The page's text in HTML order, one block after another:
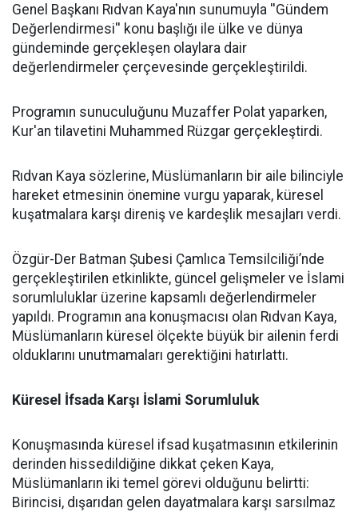
Genel Başkanı Rıdvan Kaya'nın sunumuyla ''Gündem
Değerlendirmesi'' konu başlığı ile ülke ve dünya
gündeminde gerçekleşen olaylara dair
değerlendirmeler çerçevesinde gerçekleştirildi.
Programın sunuculuğunu Muzaffer Polat yaparken,
Kur'an tilavetini Muhammed Rüzgar gerçekleştirdi.
Rıdvan Kaya sözlerine, Müslümanların bir aile bilinciyle
hareket etmesinin önemine vurgu yaparak, küresel
kuşatmalara karşı direniş ve kardeşlik mesajları verdi.
Özgür-Der Batman Şubesi Çamlıca Temsilciliği’nde
gerçekleştirilen etkinlikte, güncel gelişmeler ve İslami
sorumluluklar üzerine kapsamlı değerlendirmeler
yapıldı. Programın ana konuşmacısı olan Rıdvan Kaya,
Müslümanların küresel ölçekte büyük bir ailenin ferdi
olduklarını unutmamaları gerektiğini hatırlattı.
Küresel İfsada Karşı İslami Sorumluluk
Konuşmasında küresel ifsad kuşatmasının etkilerinin
derinden hissedildiğine dikkat çeken Kaya,
Müslümanların iki temel görevi olduğunu belirtti:
Birincisi, dışarıdan gelen dayatmalara karşı sarsılmaz